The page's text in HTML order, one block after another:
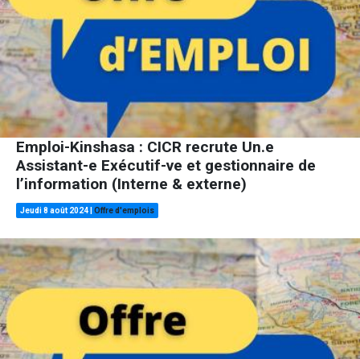
Emploi-Kinshasa : CICR recrute Un.e
Assistant-e Exécutif-ve et gestionnaire de
l’information (Interne & externe)
Jeudi 8 août 2024 Offre d'emplois